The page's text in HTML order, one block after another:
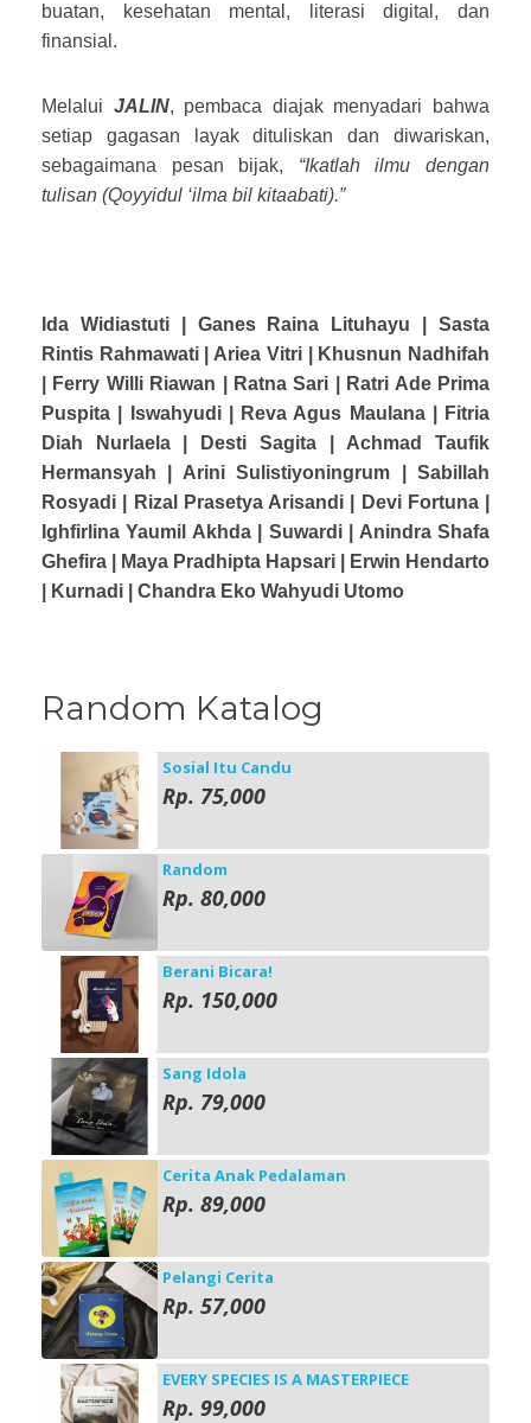
buatan, kesehatan mental, literasi digital, dan
finansial.
Melalui JALIN, pembaca diajak menyadari bahwa
setiap gagasan layak dituliskan dan diwariskan,
sebagaimana pesan bijak, “Ikatlah ilmu dengan
tulisan (Qoyyidul ‘ilma bil kitaabati).”
Ida Widiastuti | Ganes Raina Lituhayu | Sasta
Rintis Rahmawati | Ariea Vitri |
Khusnun Nadhifah
| Ferry Willi Riawan | Ratna Sari | Ratri Ade Prima
Puspita |
Iswahyudi | Reva Agus Maulana | Fitria
Diah Nurlaela | Desti Sagita | Achmad Taufik
Hermansyah | Arini Sulistiyoningrum | Sabillah
Rosyadi |
Rizal Prasetya Arisandi | Devi Fortuna |
Ighfirlina Yaumil Akhda | Suwardi | Anindra Shafa
Ghefira | Maya Pradhipta Hapsari |
Erwin Hendarto
| Kurnadi | Chandra Eko Wahyudi Utomo
Random Katalog
Sosial Itu Candu
Rp. 75,000
Random
Rp. 80,000
Berani Bicara!
Rp. 150,000
Sang Idola
Rp. 79,000
Cerita Anak Pedalaman
Rp. 89,000
Pelangi Cerita
Rp. 57,000
EVERY SPECIES IS A MASTERPIECE
Rp. 99,000